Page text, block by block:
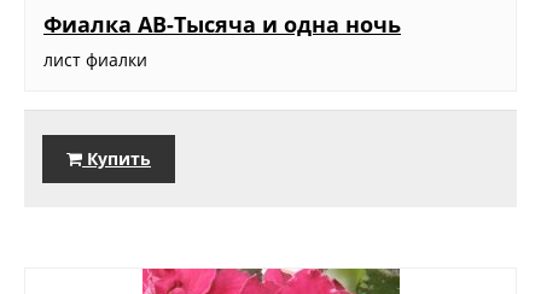
Фиалка АВ-Тысяча и одна ночь
лист фиалки
Купить